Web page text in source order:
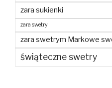
zara sukienki
zara swetry
zara swetrym Markowe
świąteczne swetry